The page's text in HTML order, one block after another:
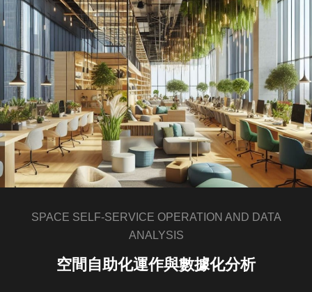
SPACE SELF-SERVICE OPERATION AND DATA
ANALYSIS
空間自助化運作與數據化分析